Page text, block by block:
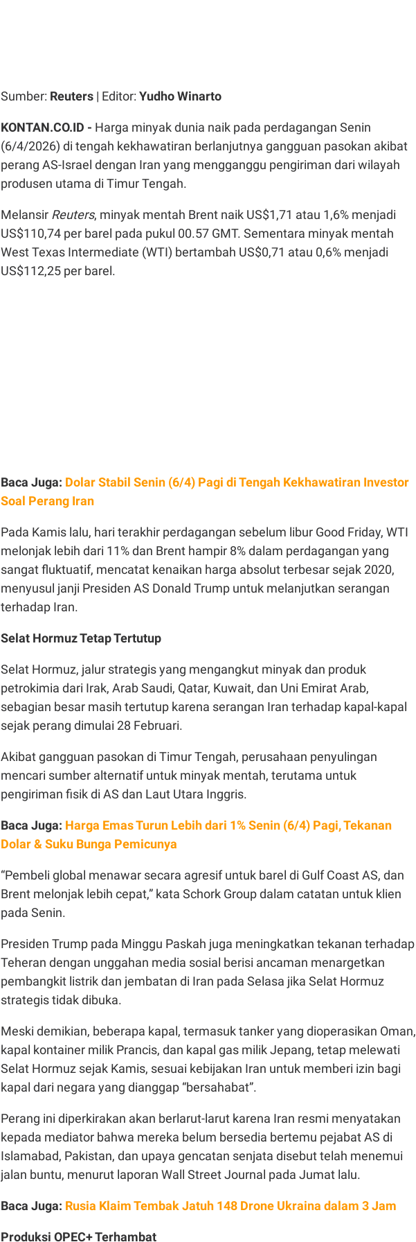
Sumber: Reuters | Editor: Yudho Winarto
KONTAN.CO.ID - Harga minyak dunia naik pada perdagangan Senin
(6/4/2026) di tengah kekhawatiran berlanjutnya gangguan pasokan akibat
perang AS-Israel dengan Iran yang mengganggu pengiriman dari wilayah
produsen utama di Timur Tengah.
Melansir Reuters, minyak mentah Brent naik US$1,71 atau 1,6% menjadi
US$110,74 per barel pada pukul 00.57 GMT. Sementara minyak mentah
West Texas Intermediate (WTI) bertambah US$0,71 atau 0,6% menjadi
US$112,25 per barel.
Baca Juga: Dolar Stabil Senin (6/4) Pagi di Tengah Kekhawatiran Investor
Soal Perang Iran
Pada Kamis lalu, hari terakhir perdagangan sebelum libur Good Friday, WTI
melonjak lebih dari 11% dan Brent hampir 8% dalam perdagangan yang
sangat fluktuatif, mencatat kenaikan harga absolut terbesar sejak 2020,
menyusul janji Presiden AS Donald Trump untuk melanjutkan serangan
terhadap Iran.
Selat Hormuz Tetap Tertutup
Selat Hormuz, jalur strategis yang mengangkut minyak dan produk
petrokimia dari Irak, Arab Saudi, Qatar, Kuwait, dan Uni Emirat Arab,
sebagian besar masih tertutup karena serangan Iran terhadap kapal-kapal
sejak perang dimulai 28 Februari.
Akibat gangguan pasokan di Timur Tengah, perusahaan penyulingan
mencari sumber alternatif untuk minyak mentah, terutama untuk
pengiriman fisik di AS dan Laut Utara Inggris.
Baca Juga: Harga Emas Turun Lebih dari 1% Senin (6/4) Pagi, Tekanan
Dolar & Suku Bunga Pemicunya
“Pembeli global menawar secara agresif untuk barel di Gulf Coast AS, dan
Brent melonjak lebih cepat,” kata Schork Group dalam catatan untuk klien
pada Senin.
Presiden Trump pada Minggu Paskah juga meningkatkan tekanan terhadap
Teheran dengan unggahan media sosial berisi ancaman menargetkan
pembangkit listrik dan jembatan di Iran pada Selasa jika Selat Hormuz
strategis tidak dibuka.
Meski demikian, beberapa kapal, termasuk tanker yang dioperasikan Oman,
kapal kontainer milik Prancis, dan kapal gas milik Jepang, tetap melewati
Selat Hormuz sejak Kamis, sesuai kebijakan Iran untuk memberi izin bagi
kapal dari negara yang dianggap “bersahabat”.
Perang ini diperkirakan akan berlarut-larut karena Iran resmi menyatakan
kepada mediator bahwa mereka belum bersedia bertemu pejabat AS di
Islamabad, Pakistan, dan upaya gencatan senjata disebut telah menemui
jalan buntu, menurut laporan Wall Street Journal pada Jumat lalu.
Baca Juga: Rusia Klaim Tembak Jatuh 148 Drone Ukraina dalam 3 Jam
Produksi OPEC+ Terhambat